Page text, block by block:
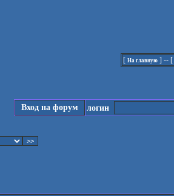
[ На главную ] -- [
Вход на форум логин